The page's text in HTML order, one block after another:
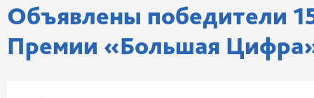
Объявлены победители
Премии «Большая